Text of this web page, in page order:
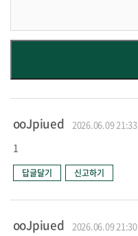
ooJpiued 2026.06.09 21:33
1
답글달기 신고하기
ooJpiued 2026.06.09 21:30